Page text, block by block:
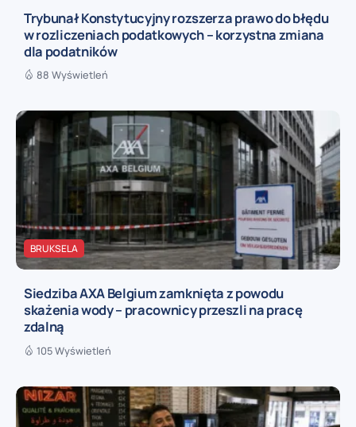
Trybunał Konstytucyjny rozszerza prawo do błędu
w rozliczeniach podatkowych – korzystna zmiana
dla podatników
88 Wyświetleń
BRUKSELA
Siedziba AXA Belgium zamknięta z powodu
skażenia wody – pracownicy przeszli na pracę
zdalną
105 Wyświetleń